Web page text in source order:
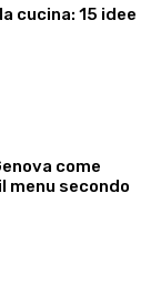
cucina: 15 idee
come
menu secondo